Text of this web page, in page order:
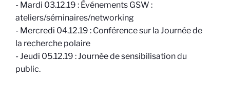
- Mardi 03.12.19 : Événements GSW :
ateliers/séminaires/networking
- Mercredi 04.12.19 : Conférence sur la Journée de
la recherche polaire
- Jeudi 05.12.19 : Journée de sensibilisation du
public.